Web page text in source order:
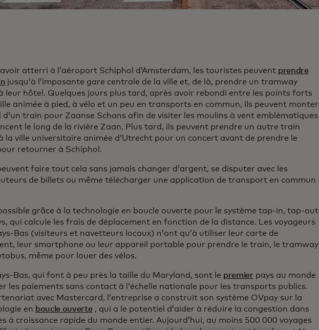
atterri à l’aéroport Schiphol d’Amsterdam, les touristes peuvent prendre
jusqu’à l’imposante gare centrale de la ville et, de là, prendre un tramway
leur hôtel. Quelques jours plus tard, après avoir rebondi entre les points forts
animée à pied, à vélo et un peu en transports en commun, ils peuvent monter
d’un train pour Zaanse Schans afin de visiter les moulins à vent emblématiques
le long de la rivière Zaan. Plus tard, ils peuvent prendre un autre train
la ville universitaire animée d’Utrecht pour un concert avant de prendre le
retourner à Schiphol.
faire tout cela sans jamais changer d’argent, se disputer avec les
de billets ou même télécharger une application de transport en commun
grâce à la technologie en boucle ouverte pour le système tap-in, tap-out
qui calcule les frais de déplacement en fonction de la distance. Les voyageurs
Bas (visiteurs et navetteurs locaux) n’ont qu’à utiliser leur carte de
leur smartphone ou leur appareil portable pour prendre le train, le tramway
même pour louer des vélos.
Bas, qui font à peu près la taille du Maryland, sont le premierpays au monde
les paiements sans contact à l’échelle nationale pour les transports publics.
avec Mastercard, l’entreprise a construit son système OVpay sur la
en boucle ouverte , qui a le potentiel d’aider à réduire la congestion dans
à croissance rapide du monde entier. Aujourd’hui, au moins 500 000 voyages